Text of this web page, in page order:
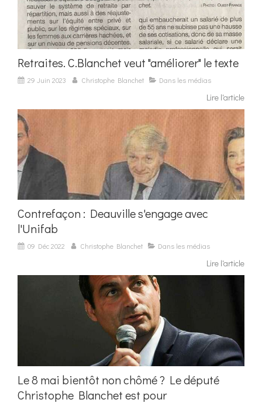
Retraites. C.Blanchet veut "améliorer" le texte
29 Juin 2023 Christophe Blanchet Dans les médias
Lire l'article
Contrefaçon : Deauville s'engage avec
l'Unifab
09 Déc 2022 Christophe Blanchet Dans les médias
Lire l'article
Le 8 mai bientôt non chômé ? Le député
Christophe Blanchet est pour